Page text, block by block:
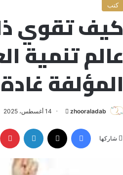
كتب
كيف تقوي
عالم تنمية
المؤلفة
zhooraladab
س
ل
14 أغسطس، 2025
شاركها